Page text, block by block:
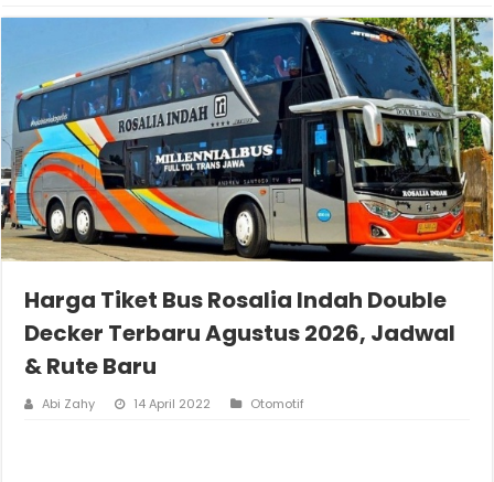
Harga Tiket Bus Rosalia Indah Double
Decker Terbaru Agustus 2026, Jadwal
& Rute Baru
Abi Zahy 14 April 2022 Otomotif